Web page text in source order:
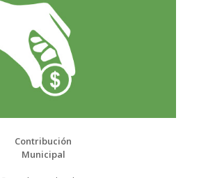
Contribución
Municipal